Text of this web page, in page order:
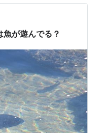
いから雨が降ってき
せんが、い…
が遊んでる？